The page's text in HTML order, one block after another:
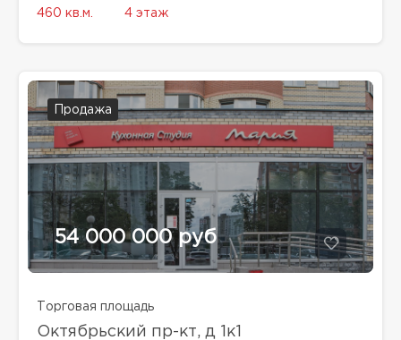
460 кв.м. 4 этаж
Продажа
54 000 000 руб
Торговая площадь
Октябрьский пр-кт, д 1к1